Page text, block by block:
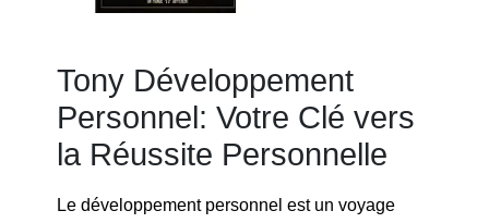
Tony Développement
Personnel: Votre Clé vers
la Réussite Personnelle
Le développement personnel est un voyage